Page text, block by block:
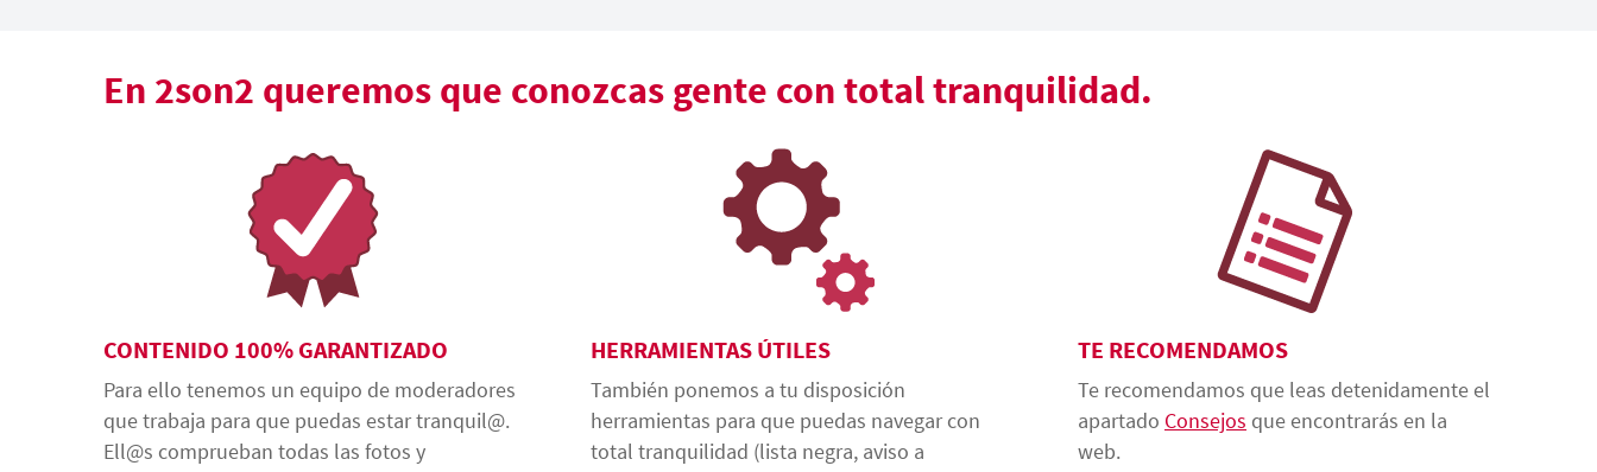
En 2son2 queremos que conozcas gente con total tranquilidad.
CONTENIDO 100% GARANTIZADO
Para ello tenemos un equipo de moderadores
que trabaja para que puedas estar tranquil@.
Ell@s comprueban todas las fotos y
HERRAMIENTAS ÚTILES
También ponemos a tu disposición
herramientas para que puedas navegar con
total tranquilidad (lista negra, aviso a
TE RECOMENDAMOS
Te recomendamos que leas detenidamente el
apartado Consejos que encontrarás en la
web.